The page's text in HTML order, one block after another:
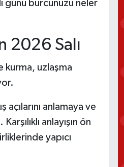
günü burcunuzu neler
2026 Salı
kurma, uzlaşma
anlamaya ve
anlayışın ön
yapıcı